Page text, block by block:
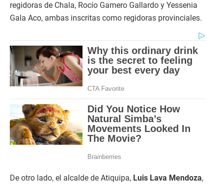
regidoras de Chala, Rocío Gamero Gallardo y Yessenia
Gala Aco, ambas inscritas como regidoras provinciales.
De otro lado, el alcalde de Atiquipa, Luis Lava Mendoza,